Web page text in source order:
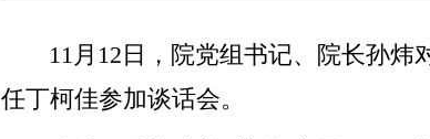
11月12日，院党组书记、院长孙炜
任丁柯佳参加谈话会。